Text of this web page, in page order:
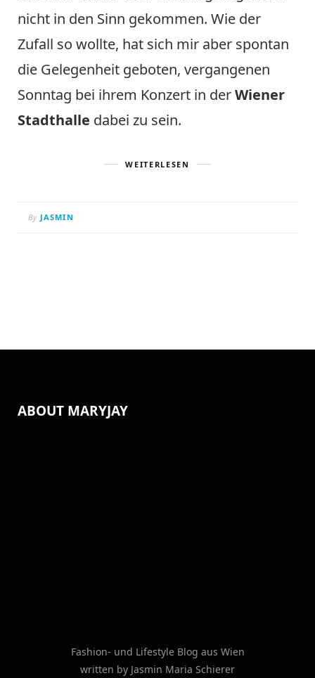
nicht in den Sinn gekommen. Wie der
Zufall so wollte, hat sich mir aber spontan
die Gelegenheit geboten, vergangenen
Sonntag bei ihrem Konzert in derWiener
Stadthalle dabei zu sein.
WEITERLESEN
By JASMIN
ABOUT MARYJAY
Fashion- und Lifestyle Blog aus Wien
written by Jasmin Maria Schierer